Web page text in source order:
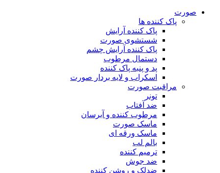
صورت
پاک کننده ها
پاک کننده آرایش
شستشوی صورت
پاک کننده آرایش چشم
دستمال مرطوب
پد و پنبه پاک کننده
اسکراب و لایه بردار صورت
مراقبت صورت
تونر
ضد آفتاب
مرطوب کننده و آبرسان
ماسک صورت
ماسک ورقه ای
بالم لب
ترمیم کننده
ضد جوش
ضدلک و روشن کننده